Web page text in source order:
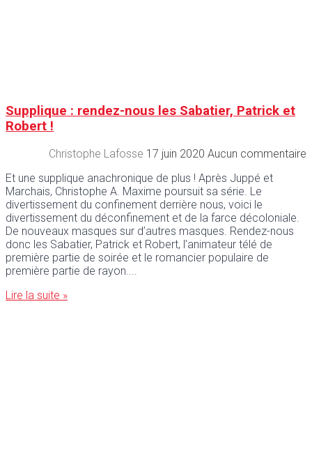
Supplique : rendez-nous les Sabatier, Patrick et
Robert !
Christophe Lafosse 17 juin 2020 Aucun commentaire
Et une supplique anachronique de plus ! Après Juppé et
Marchais, Christophe A. Maxime poursuit sa série. Le
divertissement du confinement derrière nous, voici le
divertissement du déconfinement et de la farce décoloniale.
De nouveaux masques sur d’autres masques. Rendez-nous
donc les Sabatier, Patrick et Robert, l’animateur télé de
première partie de soirée et le romancier populaire de
première partie de rayon.
Lire la suite »